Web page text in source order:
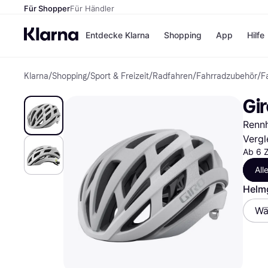
Für ShopperFür Händler
Entdecke Klarna
Zahlungsmethoden
Bezahle in bis zu 30
Tagen
Ratenzahlung
Shopping
Shops
eBay
Temu
SHEIN
Alle Shops
App Hilfe
Klarna/Shopping/Sport & Freizeit/Radfahren/Fahrradzubehör/
Ab 6
Alle